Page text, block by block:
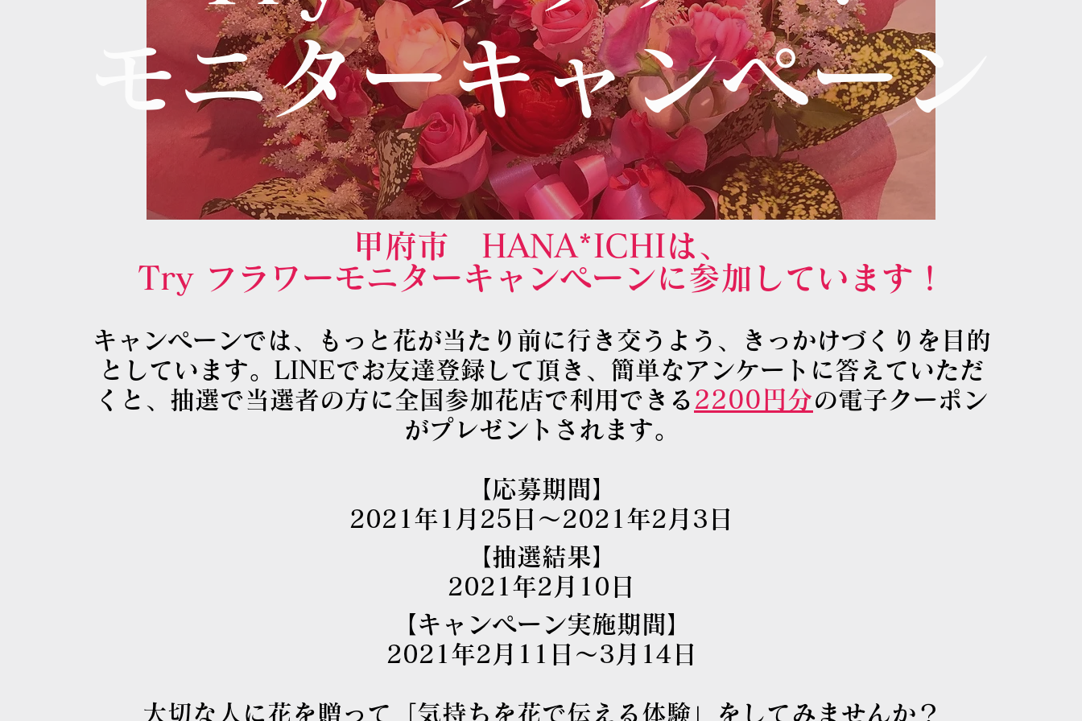
​モニターキャンペーン
甲府市 HANA*ICHIは、
Try フラワーモニターキャンペーンに参加しています！
キャンペーンでは、もっと花が当たり前に行き交うよう、きっかけづくりを目的
としています。LINEでお友達登録して頂き、簡単なアンケートに答えていただ
くと、抽選で当選者の方に全国参加花店で利用できる 2200円分の電子クーポン
がプレゼントされます。
【応募期間】
2021年1月25日～2021年2月3日
【抽選結果】
2021年2月10日
【キャンペーン実施期間】
2021年2月11日～3月14日
大切な人に花を贈って「気持ちを花で伝える体験」をしてみませんか？